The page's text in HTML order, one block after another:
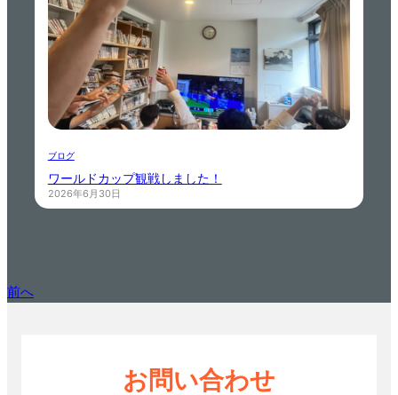
ブログ
ワールドカップ観戦しました！
2026年6月30日
前へ
お問い合わせ